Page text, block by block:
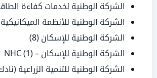
الشركة الوطنية لخدمات كفاءة
الشركة الوطنية للأنظمة الميكانيكية
الشركة الوطنية للإسكان (8)
الشركة الوطنية للإسكان – NHC(1)
الشركة الوطنية للتنمية الزراعية